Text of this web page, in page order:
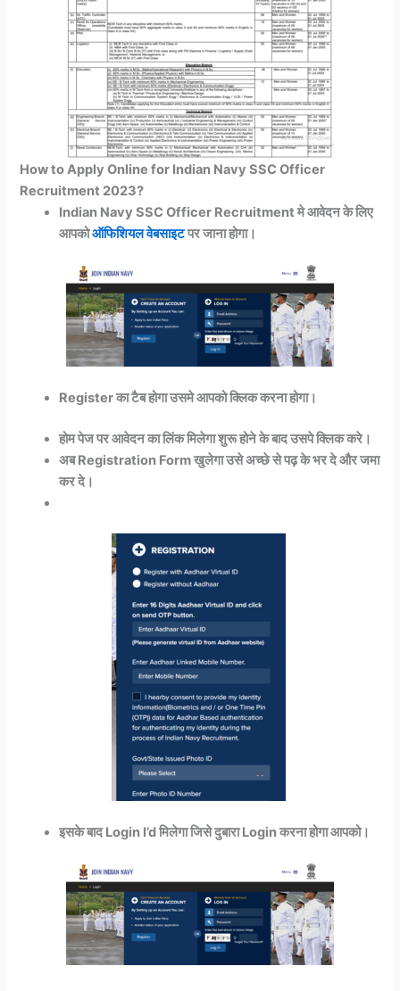
How to Apply Online for Indian Navy SSC Officer
Recruitment 2023?
Indian Navy SSC Officer Recruitment मे आवेदन के लिए
आपकोऑफिशियल वेबसाइटपर जाना होगा।
Register का टैब होगा उसमे आपको क्लिक करना होगा।
होम पेज पर आवेदन का लिंक मिलेगा शुरू होने के बाद उसपे क्लिक करे।
अब Registration Form खुलेगा उसे अच्छे से पढ़ के भर दे और जमा
कर दे।
इसके बाद Login I’d मिलेगा जिसे दुबारा Login करना होगा आपको।